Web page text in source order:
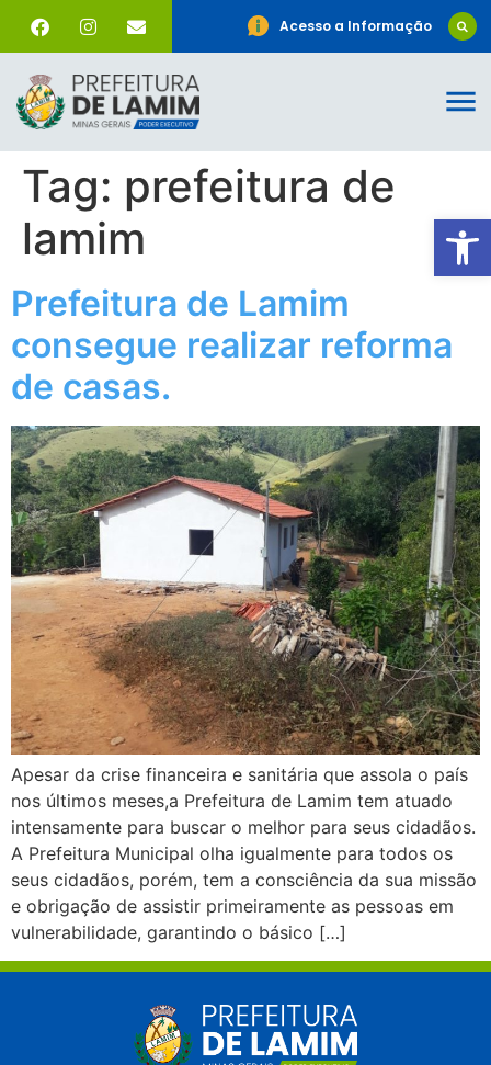
Acesso a Informação
Tag: prefeitura de
lamim
Prefeitura de Lamim
consegue realizar reforma
de casas.
Apesar da crise financeira e sanitária que assola o país
nos últimos meses,a Prefeitura de Lamim tem atuado
intensamente para buscar o melhor para seus cidadãos.
A Prefeitura Municipal olha igualmente para todos os
seus cidadãos, porém, tem a consciência da sua missão
e obrigação de assistir primeiramente as pessoas em
vulnerabilidade, garantindo o básico […]